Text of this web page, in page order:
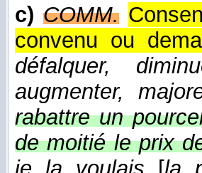
c) COMM.
convenu ou
défalquer,
augmenter,
rabattre un
de moitié le prix